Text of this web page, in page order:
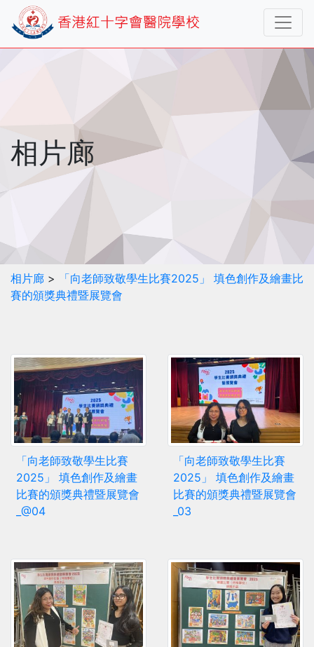
相片廊
相片廊 >
「向老師致敬學生比賽2025」 填色創作及繪畫比
賽的頒獎典禮暨展覽會
「向老師致敬學生比賽
2025」 填色創作及繪畫
比賽的頒獎典禮暨展覽會
_@04
「向老師致敬學生比賽
2025」 填色創作及繪畫
比賽的頒獎典禮暨展覽會
_03